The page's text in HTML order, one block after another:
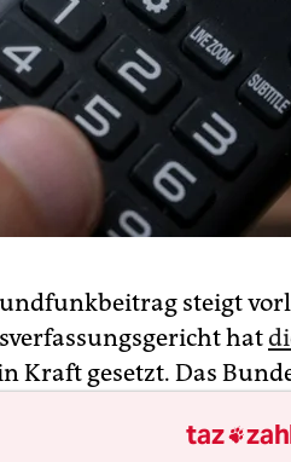
steigt
hat
Kraft gesetzt. Das
nicht zugestimmt
taz 